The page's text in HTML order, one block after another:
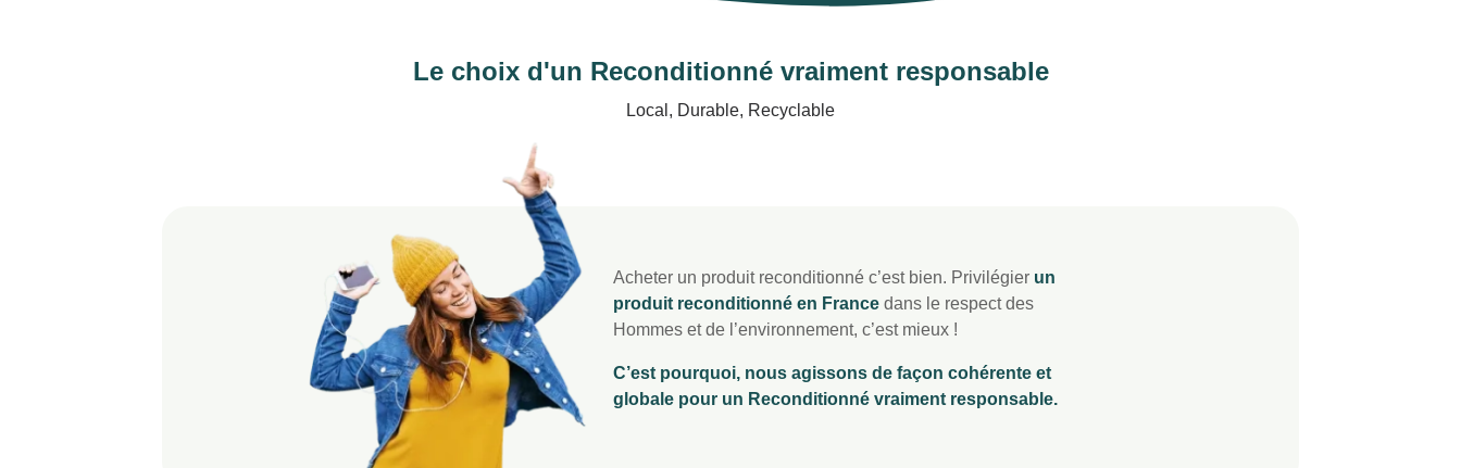
Le choix d'un Reconditionné vraiment responsable
Local, Durable, Recyclable
Acheter un produit reconditionné c’est bien. Privilégier un
produit reconditionné en France dans le respect des
Hommes et de l’environnement, c’est mieux !
C’est pourquoi, nous agissons de façon cohérente et
globale pour un Reconditionné vraiment responsable.